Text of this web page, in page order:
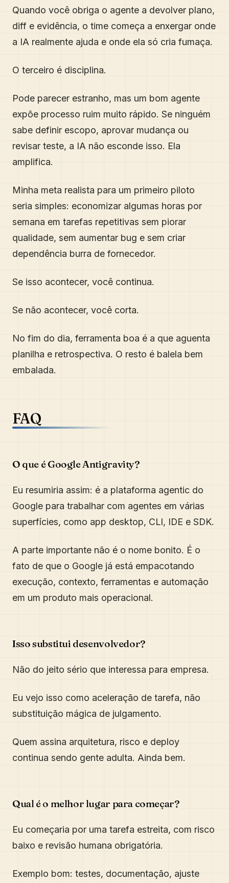
Quando você obriga o agente a devolver plano,
diff e evidência, o time começa a enxergar onde
a IA realmente ajuda e onde ela só cria fumaça.
O terceiro é disciplina.
Pode parecer estranho, mas um bom agente
expõe processo ruim muito rápido. Se ninguém
sabe definir escopo, aprovar mudança ou
revisar teste, a IA não esconde isso. Ela
amplifica.
Minha meta realista para um primeiro piloto
seria simples: economizar algumas horas por
semana em tarefas repetitivas sem piorar
qualidade, sem aumentar bug e sem criar
dependência burra de fornecedor.
Se isso acontecer, você continua.
Se não acontecer, você corta.
No fim do dia, ferramenta boa é a que aguenta
planilha e retrospectiva. O resto é balela bem
embalada.
FAQ
O que é Google Antigravity?
Eu resumiria assim: é a plataforma agentic do
Google para trabalhar com agentes em várias
superfícies, como app desktop, CLI, IDE e SDK.
A parte importante não é o nome bonito. É o
fato de que o Google já está empacotando
execução, contexto, ferramentas e automação
em um produto mais operacional.
Isso substitui desenvolvedor?
Não do jeito sério que interessa para empresa.
Eu vejo isso como aceleração de tarefa, não
substituição mágica de julgamento.
Quem assina arquitetura, risco e deploy
continua sendo gente adulta. Ainda bem.
Qual é o melhor lugar para começar?
Eu começaria por uma tarefa estreita, com risco
baixo e revisão humana obrigatória.
Exemplo bom: testes, documentação, ajuste